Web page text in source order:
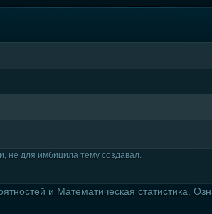
для имбицила тему создавал.
и Математическая статистика.